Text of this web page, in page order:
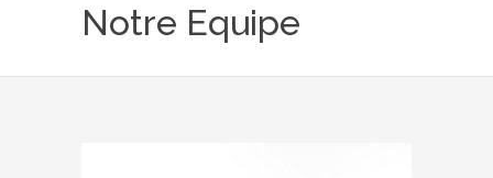
Notre Equipe